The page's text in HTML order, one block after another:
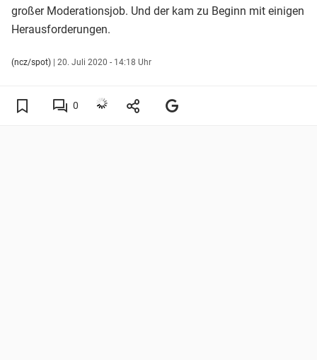
großer Moderationsjob. Und der kam zu Beginn mit einigen
Herausforderungen.
(ncz/spot) | 20. Juli 2020 - 14:18 Uhr
0